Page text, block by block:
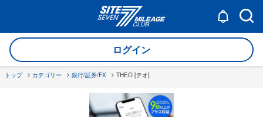
ログイン
トップ カテゴリー 銀行/証券/FX THEO [テオ]